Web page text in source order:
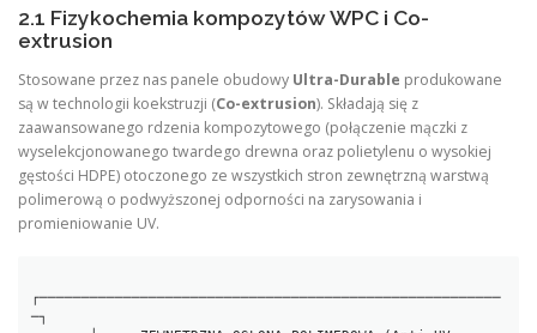
2.1 Fizykochemia kompozytów WPC i Co-
extrusion
Stosowane przez nas panele obudowy Ultra-Durable produkowane
są w technologii koekstruzji (Co-extrusion). Składają się z
zaawansowanego rdzenia kompozytowego (połączenie mączki z
wyselekcjonowanego twardego drewna oraz polietylenu o wysokiej
gęstości HDPE) otoczonego ze wszystkich stron zewnętrzną warstwą
polimerową o podwyższonej odporności na zarysowania i
promieniowanie UV.
┌───────────────────────────────────────────────────────
─┐